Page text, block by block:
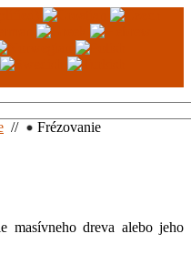
// Frézovanie
masívneho dreva alebo jeho